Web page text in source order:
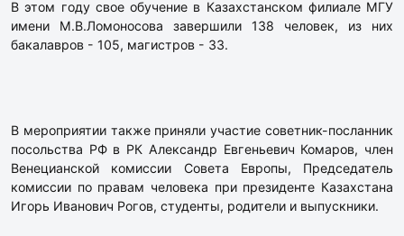
В этом году свое обучение в Казахстанском филиале МГУ
имени М.В.Ломоносова завершили 138 человек, из них
бакалавров - 105, магистров - 33.
В мероприятии также приняли участие советник-посланник
посольства РФ в РК Александр Евгеньевич Комаров, член
Венецианской комиссии Совета Европы, Председатель
комиссии по правам человека при президенте Казахстана
Игорь Иванович Рогов, студенты, родители и выпускники.